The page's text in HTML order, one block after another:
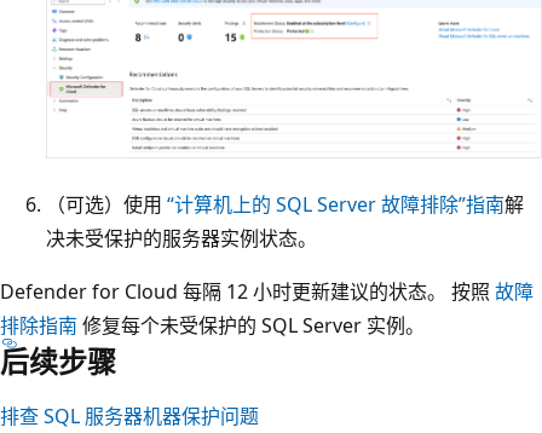
（可选）使用 “计算机上的 SQL Server 故障排除”指南解
决未受保护的服务器实例状态。
Defender for Cloud 每隔 12 小时更新建议的状态。 按照 故障
排除指南 修复每个未受保护的 SQL Server 实例。
后续步骤
排查 SQL 服务器机器保护问题